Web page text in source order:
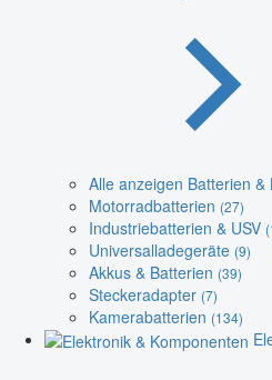
Alle anzeigen Batterien &
Motorradbatterien (27)
Industriebatterien & USV
Universalladegeräte (9)
Akkus & Batterien (39)
Steckeradapter (7)
Kamerabatterien (134)